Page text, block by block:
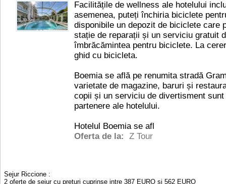
Facilitățile de wellness ale hotelului
asemenea, puteți închiria biciclete
disponibile un depozit de biciclete care
stație de reparații și un serviciu gratuit
îmbrăcămintea pentru biciclete. La
ghid cu bicicleta.
Boemia se află pe renumita stradă
varietate de magazine, baruri și
copii și un serviciu de divertisment
partenere ale hotelului.
Hotelul Boemia se afl
Oferta de la:
Z Tour
Sejur Riccione :
2 oferte de sejur cu preturi cuprinse intre 387 EURO si 562 EURO